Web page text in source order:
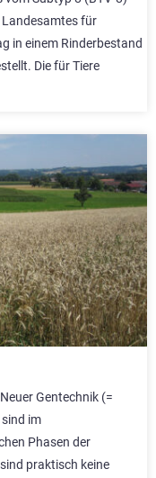
für
in einem Rinderbestand
Die für Tiere
Gentechnik (=
im
Phasen der
praktisch keine